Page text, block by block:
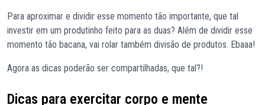
Para aproximar e dividir esse momento tão importante, que tal
investir em um produtinho feito para as duas? Além de dividir esse
momento tão bacana, vai rolar também divisão de produtos. Ebaaa!
Agora as dicas poderão ser compartilhadas, que tal?!
Dicas para exercitar corpo e mente